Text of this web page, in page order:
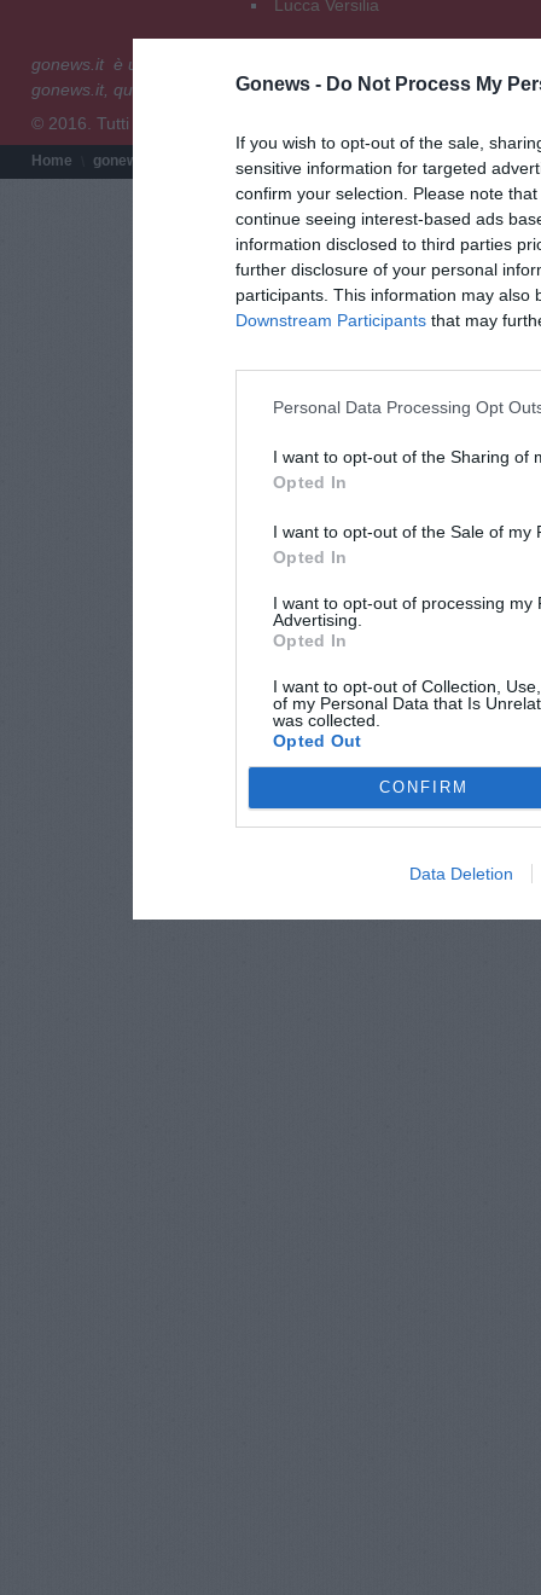
Gonews - Do Not Process My
If you wish to opt-out of the sale,
sensitive information for targeted
confirm your selection. Please note
continue seeing interest-based ads
information disclosed to third parties
further disclosure of your personal
participants. This information may
Downstream Participants that may
Personal Data Processing Opt
I want to opt-out of the Sharing of
Opted In
I want to opt-out of the Sale of my
Opted In
I want to opt-out of processing my
Advertising.
Opted In
I want to opt-out of Collection,
of my Personal Data that Is
was collected.
Opted Out
CONFIRM
Data Deletion
Lucca Versilia
gonews.it è un prodotto editoriale di XMedia Group S.r.l - Via
gonews.it, quotidiano on line registrato presso il Tribunale di
© 2016. Tutti i diritti riservati.
Home gonews.it Chi siamo Termini e condizioni